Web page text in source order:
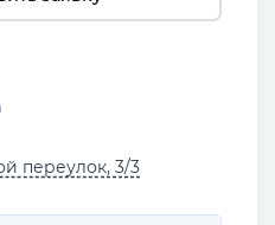
переулок, 3/3